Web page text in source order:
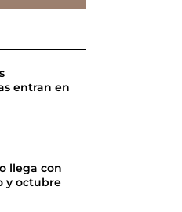
entran en
llega con
y octubre